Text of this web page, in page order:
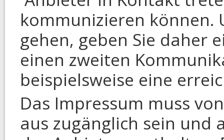
kommunizieren können.
gehen, geben Sie daher
einen zweiten
beispielsweise eine
Das Impressum muss
aus zugänglich sein und